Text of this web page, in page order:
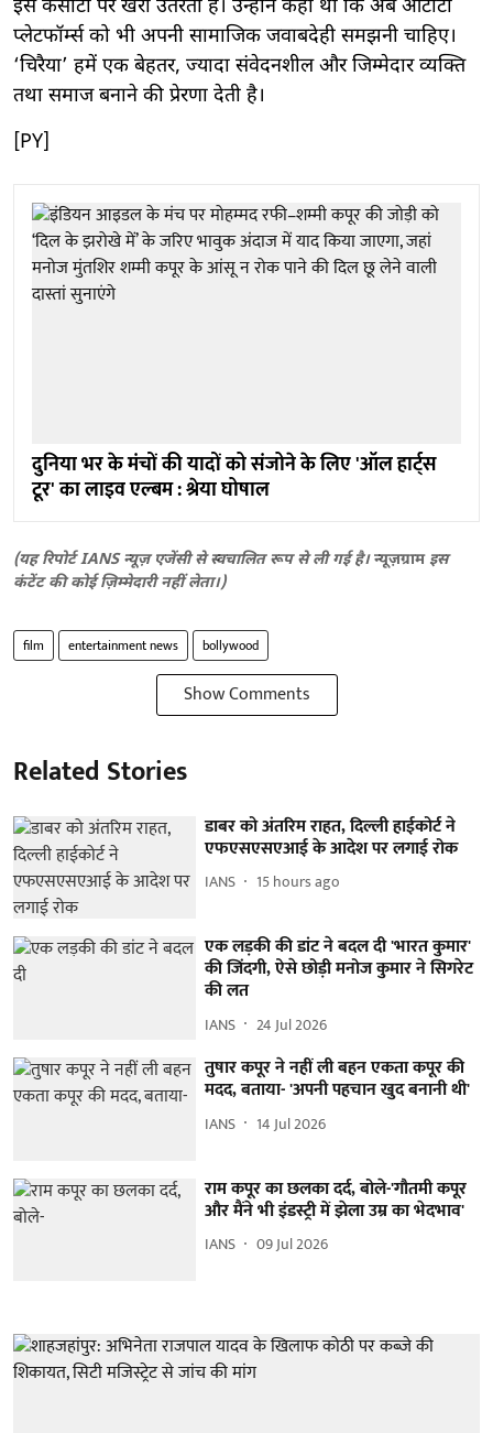
इस कसौटी पर खरी उतरती है। उन्होंने कहा था कि अब ओटीटी
प्लेटफॉर्म्स को भी अपनी सामाजिक जवाबदेही समझनी चाहिए।
‘चिरैया’ हमें एक बेहतर, ज्यादा संवेदनशील और जिम्मेदार व्यक्ति
तथा समाज बनाने की प्रेरणा देती है।
[PY]
दुनिया भर के मंचों की यादों को संजोने के लिए 'ऑल हार्ट्स
टूर' का लाइव एल्बम : श्रेया घोषाल
(यह रिपोर्ट IANS न्यूज़ एजेंसी से स्वचालित रूप से ली गई है।न्यूज़ग्राम इस
कंटेंट की कोई ज़िम्मेदारी नहीं लेता।)
film entertainment news bollywood
Show Comments
Related Stories
डाबर को अंतरिम राहत, दिल्ली हाईकोर्ट ने
एफएसएसएआई के आदेश पर लगाई रोक
IANS 15 hours ago
एक लड़की की डांट ने बदल दी 'भारत कुमार'
की जिंदगी, ऐसे छोड़ी मनोज कुमार ने सिगरेट
की लत
IANS 24 Jul 2026
तुषार कपूर ने नहीं ली बहन एकता कपूर की
मदद, बताया- 'अपनी पहचान खुद बनानी थी'
IANS 14 Jul 2026
राम कपूर का छलका दर्द, बोले-'गौतमी कपूर
और मैंने भी इंडस्ट्री में झेला उम्र का भेदभाव'
IANS 09 Jul 2026